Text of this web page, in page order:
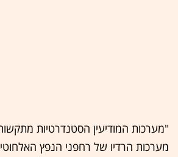
"מערכות המודיעין הסטנדרטיות
מערכות הרדיו של רחפני הנפץ